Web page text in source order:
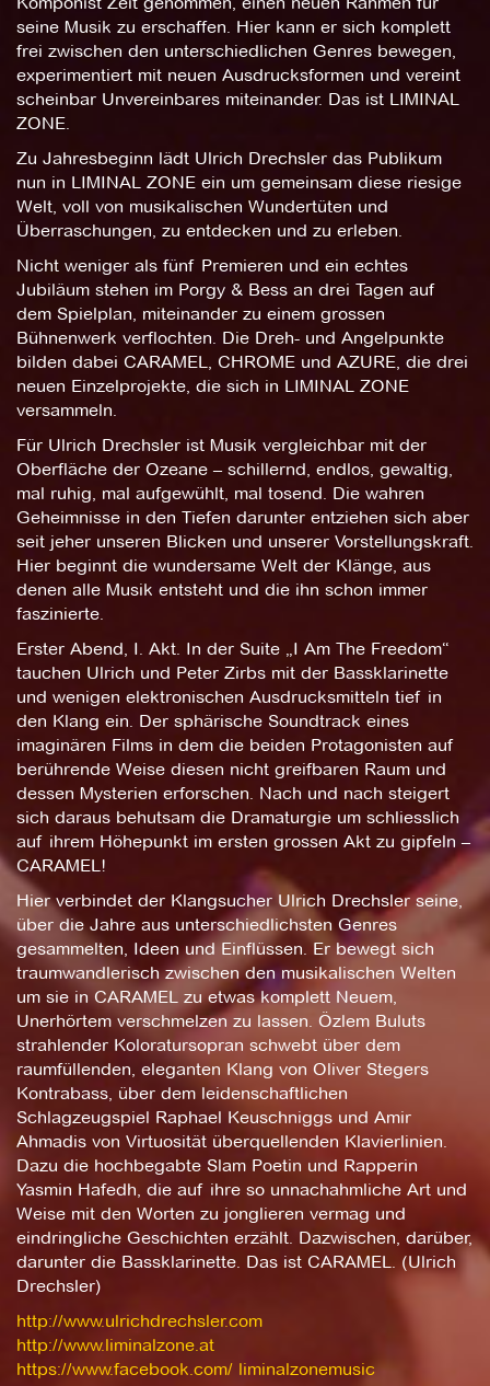
seine Musik zu erschaffen. Hier kann er sich komplett
frei zwischen den unterschiedlichen Genres bewegen,
experimentiert mit neuen Ausdrucksformen und vereint
scheinbar Unvereinbares miteinander. Das ist LIMINAL
ZONE.
Zu Jahresbeginn lädt Ulrich Drechsler das Publikum
nun in LIMINAL ZONE ein um gemeinsam diese riesige
Welt, voll von musikalischen Wundertüten und
Überraschungen, zu entdecken und zu erleben.
Nicht weniger als fünf Premieren und ein echtes
Jubiläum stehen im Porgy & Bess an drei Tagen auf
dem Spielplan, miteinander zu einem grossen
Bühnenwerk verflochten. Die Dreh- und Angelpunkte
bilden dabei CARAMEL, CHROME und AZURE, die drei
neuen Einzelprojekte, die sich in LIMINAL ZONE
versammeln.
Für Ulrich Drechsler ist Musik vergleichbar mit der
Oberfläche der Ozeane – schillernd, endlos, gewaltig,
mal ruhig, mal aufgewühlt, mal tosend. Die wahren
Geheimnisse in den Tiefen darunter entziehen sich aber
seit jeher unseren Blicken und unserer Vorstellungskraft.
Hier beginnt die wundersame Welt der Klänge, aus
denen alle Musik entsteht und die ihn schon immer
faszinierte.
Erster Abend, I. Akt. In der Suite „I Am The Freedom“
tauchen Ulrich und Peter Zirbs mit der Bassklarinette
und wenigen elektronischen Ausdrucksmitteln tief in
den Klang ein. Der sphärische Soundtrack eines
imaginären Films in dem die beiden Protagonisten auf
berührende Weise diesen nicht greifbaren Raum und
dessen Mysterien erforschen. Nach und nach steigert
sich daraus behutsam die Dramaturgie um schliesslich
auf ihrem Höhepunkt im ersten grossen Akt zu gipfeln –
CARAMEL!
Hier verbindet der Klangsucher Ulrich Drechsler seine,
über die Jahre aus unterschiedlichsten Genres
gesammelten, Ideen und Einflüssen. Er bewegt sich
traumwandlerisch zwischen den musikalischen Welten
um sie in CARAMEL zu etwas komplett Neuem,
Unerhörtem verschmelzen zu lassen. Özlem Buluts
strahlender Koloratursopran schwebt über dem
raumfüllenden, eleganten Klang von Oliver Stegers
Kontrabass, über dem leidenschaftlichen
Schlagzeugspiel Raphael Keuschniggs und Amir
Ahmadis von Virtuosität überquellenden Klavierlinien.
Dazu die hochbegabte Slam Poetin und Rapperin
Yasmin Hafedh, die auf ihre so unnachahmliche Art und
Weise mit den Worten zu jonglieren vermag und
eindringliche Geschichten erzählt. Dazwischen, darüber,
darunter die Bassklarinette. Das ist CARAMEL. (Ulrich
Drechsler)
http://www.ulrichdrechsler.com
http://www.liminalzone.at
https://www.facebook.com/ liminalzonemusic